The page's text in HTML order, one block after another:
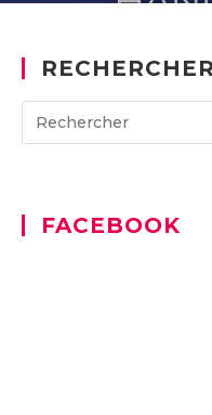
RECHERCHER
Search
for:
FACEBOOK